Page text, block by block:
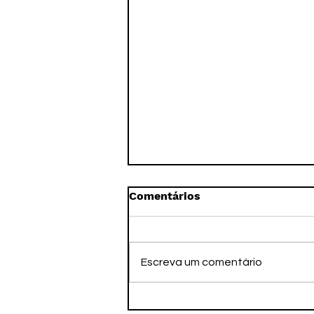
Jogos da Juventude,
Comentários
Escreva um comentário